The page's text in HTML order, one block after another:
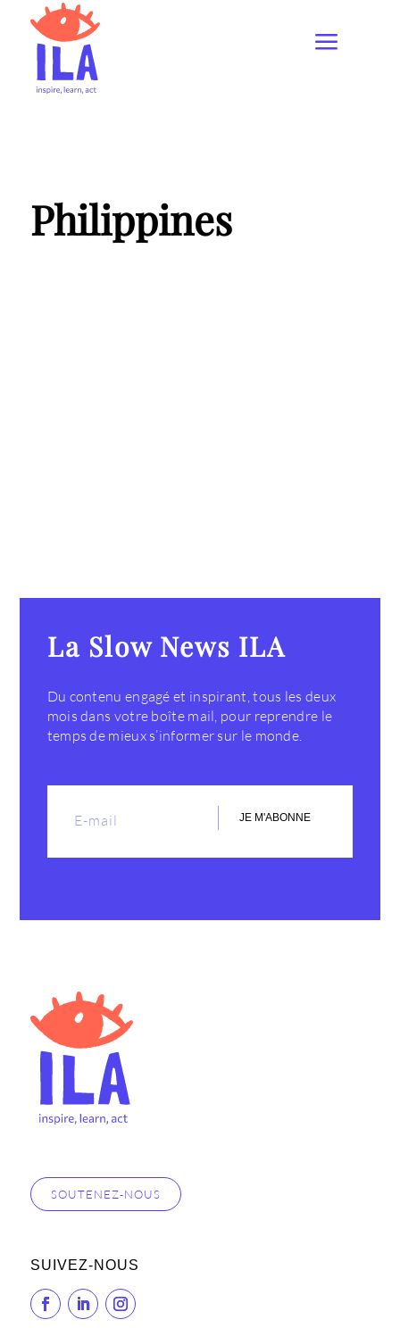
Philippines
La Slow News ILA
Du contenu engagé et inspirant, tous les deux
mois dans votre boîte mail, pour reprendre le
temps de mieux s’informer sur le monde.
JE M'ABONNE
SOUTENEZ-NOUS
SUIVEZ-NOUS